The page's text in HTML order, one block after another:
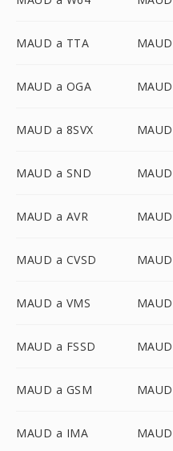
MAUD a TTA
MAUD a OGA
MAUD a 8SVX
MAUD a SND
MAUD a AVR
MAUD a CVSD
MAUD a VMS
MAUD a FSSD
MAUD a GSM
MAUD a IMA